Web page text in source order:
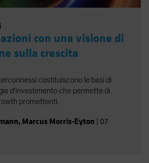
con una visione di
sulla crescita
costituiscono le basi di
d'investimento che permette di
promettenti.
, Marcus Morris-Eyton 07